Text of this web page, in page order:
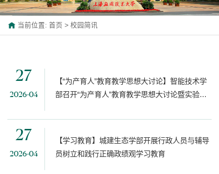
当前位置:首页 >校园简讯
27
2026-04
【“为产育人”教育教学思想大讨论】智能技术学
部召开“为产育人”教育教学思想大讨论暨实验室
27
2026-04
【学习教育】城建生态学部开展行政人员与辅导
员树立和践行正确政绩观学习教育